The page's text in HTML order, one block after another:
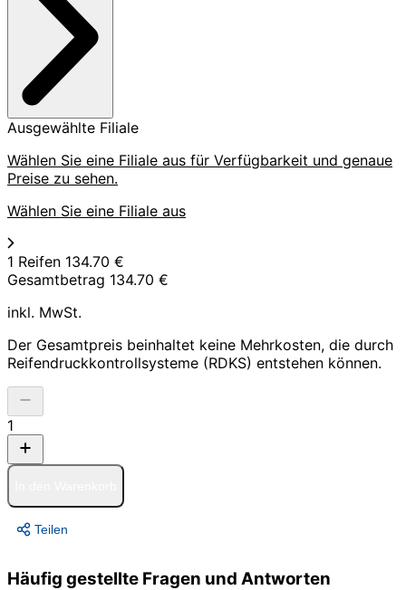
Ausgewählte Filiale
Wählen Sie eine Filiale aus für Verfügbarkeit und genaue
Preise zu sehen.
Wählen Sie eine Filiale aus
1 Reifen 134.70 €
Gesamtbetrag 134.70 €
inkl. MwSt.
Der Gesamtpreis beinhaltet keine Mehrkosten, die durch
Reifendruckkontrollsysteme (RDKS) entstehen können.
1
Teilen
Häufig gestellte Fragen und Antworten